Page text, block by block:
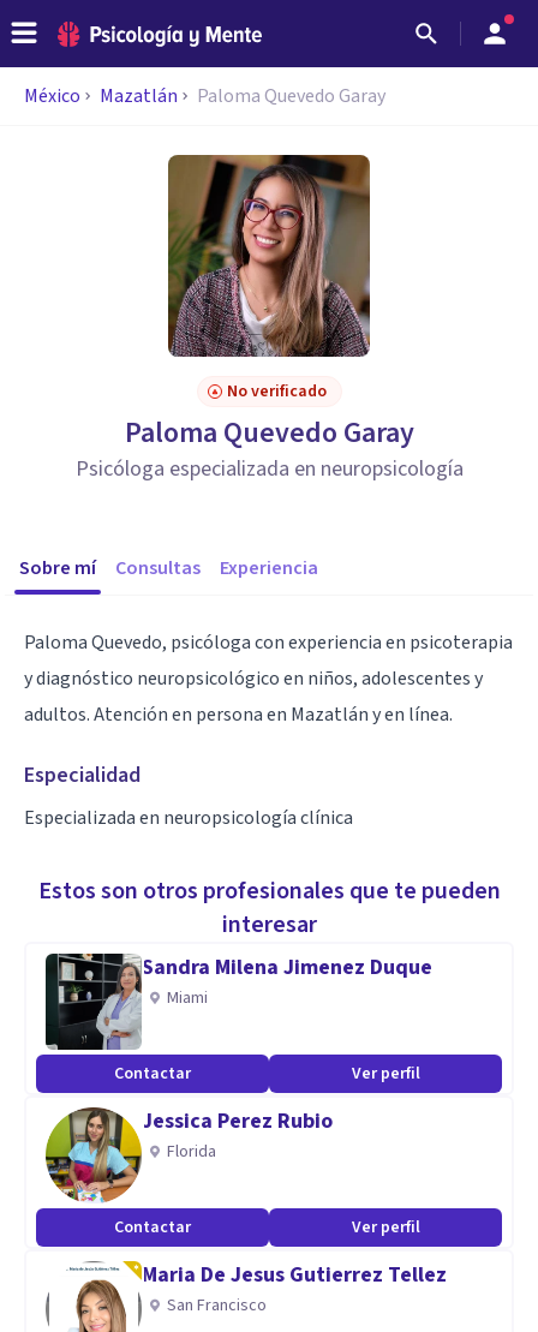
México Mazatlán Paloma Quevedo Garay
No verificado
Paloma Quevedo Garay
Psicóloga especializada en neuropsicología
Sobre mí Consultas Experiencia
Paloma Quevedo, psicóloga con experiencia en psicoterapia
y diagnóstico neuropsicológico en niños, adolescentes y
adultos. Atención en persona en Mazatlán y en línea.
Especialidad
Especializada en neuropsicología clínica
Estos son otros profesionales que te pueden
interesar
Sandra Milena Jimenez Duque
Miami
Contactar Ver perfil
Jessica Perez Rubio
Florida
Contactar Ver perfil
Maria De Jesus Gutierrez Tellez
San Francisco